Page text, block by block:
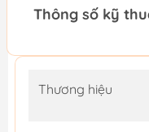
Thông số kỹ
Thương hiệu